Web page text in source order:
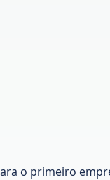
o primeiro